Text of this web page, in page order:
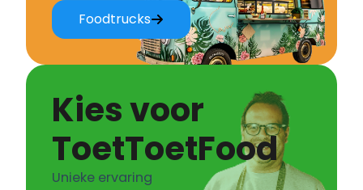
Foodtrucks
Kies voor
ToetToetFood
Unieke ervaring